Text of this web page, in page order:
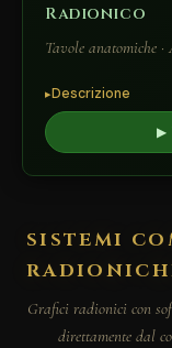
Radionico
Tavole anatomiche
Descrizione
▶
SISTEMI
Grafici radionici con
direttamente dal